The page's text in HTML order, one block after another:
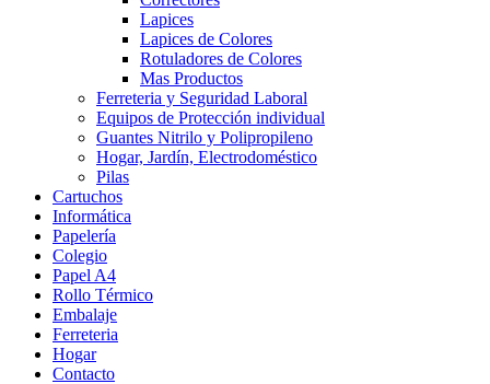
Lapices
Lapices de Colores
Rotuladores de Colores
Mas Productos
Ferreteria y Seguridad Laboral
Equipos de Protección individual
Guantes Nitrilo y Polipropileno
Hogar, Jardín, Electrodoméstico
Pilas
Cartuchos
Informática
Papelería
Colegio
Papel A4
Rollo Térmico
Embalaje
Ferreteria
Hogar
Contacto